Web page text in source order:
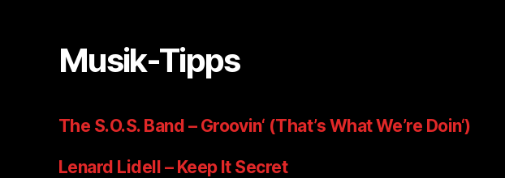
Musik-Tipps
The S.O.S. Band – Groovin‘ (That’s What We’re Doin‘)
Lenard Lidell – Keep It Secret